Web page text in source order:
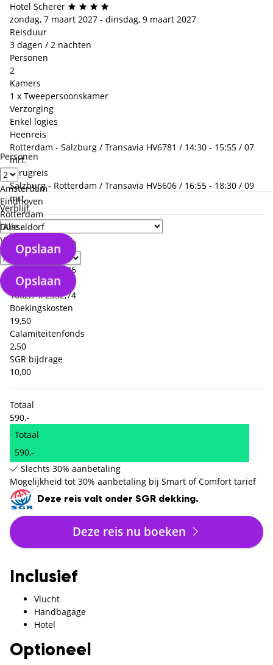
Personen
Verblijf
Verzorgingstype
Opslaan
Amsterdam
Eindhoven
Rotterdam
Düsseldorf
Opslaan
Hotel Scherer
zondag, 7 maart 2027 - dinsdag, 9 maart 2027
Reisduur
3 dagen / 2 nachten
Personen
2
Kamers
1 x Tweepersoonskamer
Verzorging
Enkel logies
Heenreis
Rotterdam - Salzburg / Transavia HV6781 / 14:30 - 15:55 / 07
mrt.
Terugreis
Salzburg - Rotterdam / Transavia HV5606 / 16:55 - 18:30 / 09
mrt.
Prijs p.p.+
279,00 x 2558,00
- Hotel
112,63 x 2
225,26
- Vlucht
166,37 x 2332,74
Boekingskosten
19,50
Calamiteitenfonds
2,50
SGR bijdrage
10,00
Totaal
590,-
Totaal
590,-
Slechts 30% aanbetaling
Mogelijkheid tot 30% aanbetaling bij Smart of Comfort tarief
Deze reis valt onder SGR dekking.
Deze reis nu boeken
Inclusief
Vlucht
Handbagage
Hotel
Optioneel